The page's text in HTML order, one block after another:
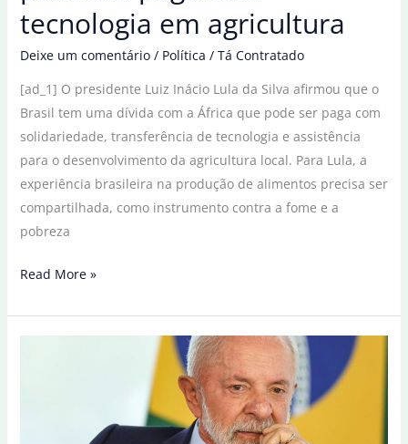
tecnologia em agricultura
Deixe um comentário / Política / Tá Contratado
[ad_1] O presidente Luiz Inácio Lula da Silva afirmou que o
Brasil tem uma dívida com a África que pode ser paga com
solidariedade, transferência de tecnologia e assistência
para o desenvolvimento da agricultura local. Para Lula, a
experiência brasileira na produção de alimentos precisa ser
compartilhada, como instrumento contra a fome e a
pobreza
Lula:
com
Read More »